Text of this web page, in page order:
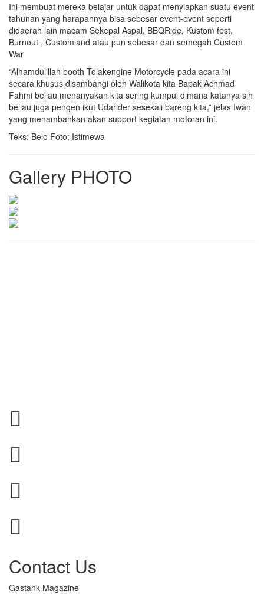
Ini membuat mereka belajar untuk dapat menyiapkan suatu event
tahunan yang harapannya bisa sebesar event-event seperti
didaerah lain macam Sekepal Aspal, BBQRide, Kustom fest,
Burnout , Customland atau pun sebesar dan semegah Custom
War
“Alhamdulillah booth Tolakengine Motorcycle pada acara ini
secara khusus disambangi oleh Walikota kita Bapak Achmad
Fahmi beliau menanyakan kita sering kumpul dimana katanya sih
beliau juga pengen ikut Udarider sesekali bareng kita,” jelas Iwan
yang menambahkan akan support kegiatan motoran ini.
Teks: Belo Foto: Istimewa
Gallery PHOTO
Contact Us
Gastank Magazine